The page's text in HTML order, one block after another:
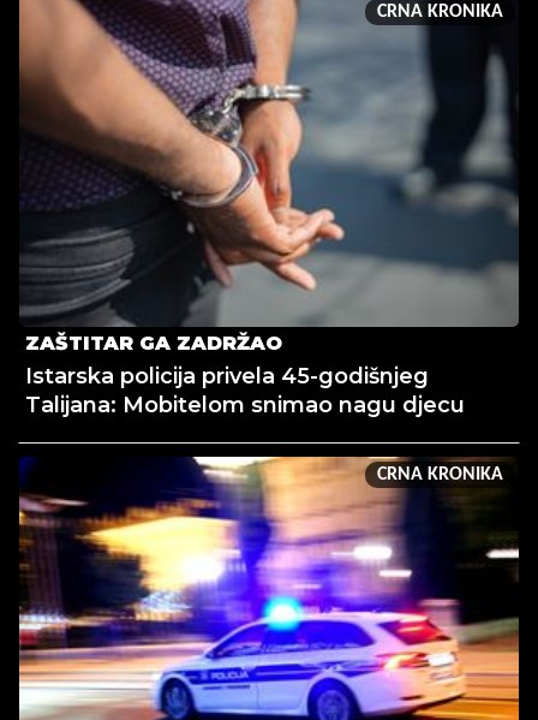
CRNA KRONIKA
ZAŠTITAR GA ZADRŽAO
Istarska policija privela 45-godišnjeg
Talijana: Mobitelom snimao nagu djecu
CRNA KRONIKA